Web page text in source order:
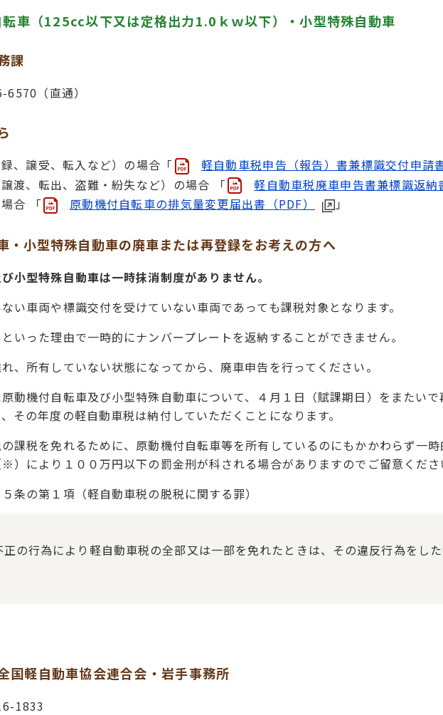
車（125cc以下又は定格出力1.0ｋｗ以下）・小型特殊自動車
課
6570（直通）
、譲受、転入など）の場合「
軽自動車税申告（報告）書兼標識交付申請
渡、転出、盗難・紛失など）の場合 「
軽自動車税廃車申告書兼標識返納
合 「
原動機付自転車の排気量変更届出書（PDF） 」
・小型特殊自動車の廃車または再登録をお考えの方へ
小型特殊自動車は一時抹消制度がありません。
い車両や標識交付を受けていない車両であっても課税対象となります。
いった理由で一時的にナンバープレートを返納することができません。
、所有していない状態になってから、廃車申告を行ってください。
動機付自転車及び小型特殊自動車について、４月１日（賦課期日）をまたい
その年度の軽自動車税は納付していただくことになります。
課税を免れるために、原動機付自転車等を所有しているのにもかかわらず一
）により１００万円以下の罰金刑が科される場合がありますのでご留意くだ
条の第１項（軽自動車税の脱税に関する罪）
の行為により軽自動車税の全部又は一部を免れたときは、その違反行為をし
国軽自動車協会連合会・岩手事務所
1833